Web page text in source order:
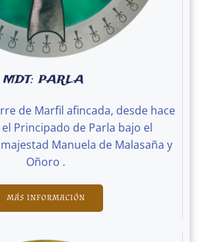
MDT: PARLA
de Marfil afincada, desde hace
el Principado de Parla bajo el
Manuela de Malasaña y
Oñoro .
MÁS INFORMACIÓN